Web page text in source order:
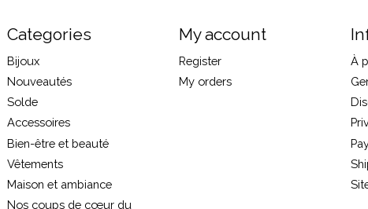
Categories
Bijoux
Nouveautés
Solde
Accessoires
Bien-être et beauté
Vêtements
Maison et ambiance
Nos coups de cœur du
My account
Register
My orders
À